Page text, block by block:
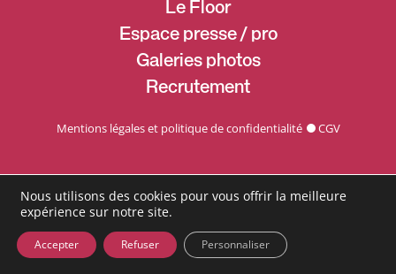
Le Floor
Espace presse / pro
Galeries photos
Recrutement
Mentions légales et politique de confidentialité CGV
Nous utilisons des cookies pour vous offrir la meilleure
expérience sur notre site.
Accepter Refuser Personnaliser